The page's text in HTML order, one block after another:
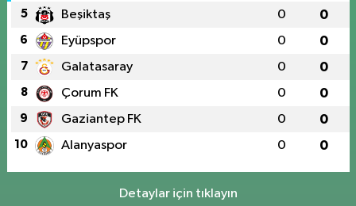
5 Beşiktaş 0 0
6 Eyüpspor 0 0
7 Galatasaray 0 0
8 Çorum FK 0 0
9 Gaziantep FK 0 0
10 Alanyaspor 0 0
Detaylar için tıklayın